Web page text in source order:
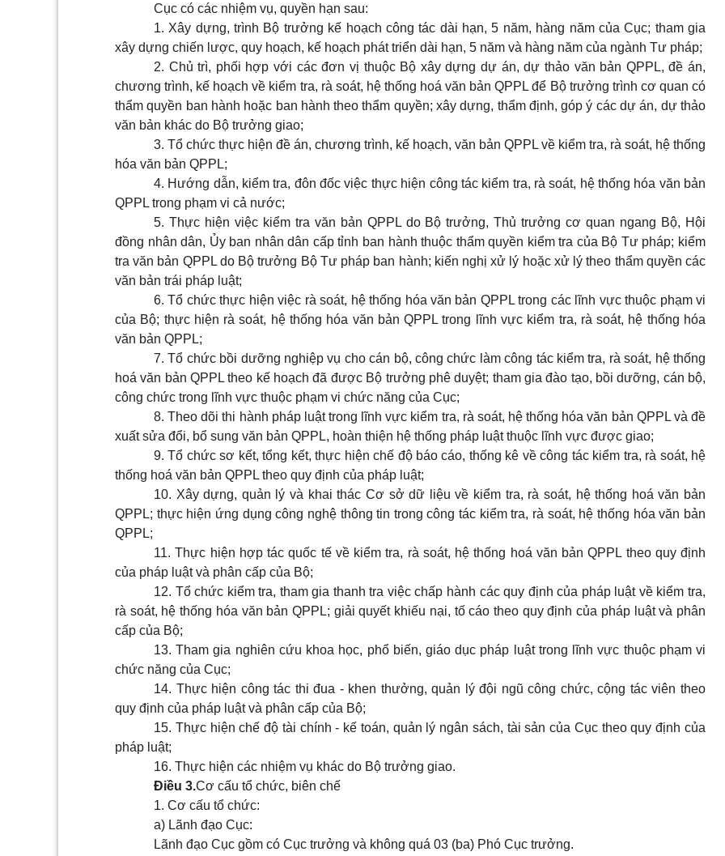
Cục có các nhiệm vụ, quyền hạn sau:
1. Xây dựng, trình Bộ trưởng kế hoạch công tác dài hạn, 5 năm, hàng năm của Cục; tham gia
xây dựng chiến lược, quy hoạch, kế hoạch phát triển dài hạn, 5 năm và hàng năm của ngành Tư pháp;
2. Chủ trì, phối hợp với các đơn vị thuộc Bộ xây dựng dự án, dự thảo văn bản QPPL, đề án,
chương trình, kế hoạch về kiểm tra, rà soát, hệ thống hoá văn bản QPPL để Bộ trưởng trình cơ quan có
thẩm quyền ban hành hoặc ban hành theo thẩm quyền; xây dựng, thẩm định, góp ý các dự án, dự thảo
văn bản khác do Bộ trưởng giao;
3. Tổ chức thực hiện đề án, chương trình, kế hoạch, văn bản QPPL về kiểm tra, rà soát, hệ thống
hóa văn bản QPPL;
4. Hướng dẫn, kiểm tra, đôn đốc việc thực hiện công tác kiểm tra, rà soát, hệ thống hóa văn bản
QPPL trong phạm vi cả nước;
5. Thực hiện việc kiểm tra văn bản QPPL do Bộ trưởng, Thủ trưởng cơ quan ngang Bộ, Hội
đồng nhân dân, Ủy ban nhân dân cấp tỉnh ban hành thuộc thẩm quyền kiểm tra của Bộ Tư pháp; kiểm
tra văn bản QPPL do Bộ trưởng Bộ Tư pháp ban hành; kiến nghị xử lý hoặc xử lý theo thẩm quyền các
văn bản trái pháp luật;
6. Tổ chức thực hiện việc rà soát, hệ thống hóa văn bản QPPL trong các lĩnh vực thuộc phạm vi
của Bộ; thực hiện rà soát, hệ thống hóa văn bản QPPL trong lĩnh vực kiểm tra, rà soát, hệ thống hóa
văn bản QPPL;
7. Tổ chức bồi dưỡng nghiệp vụ cho cán bộ, công chức làm công tác kiểm tra, rà soát, hệ thống
hoá văn bản QPPL theo kế hoạch đã được Bộ trưởng phê duyệt; tham gia đào tạo, bồi dưỡng, cán bộ,
công chức trong lĩnh vực thuộc phạm vi chức năng của Cục;
8. Theo dõi thi hành pháp luật trong lĩnh vực kiểm tra, rà soát, hệ thống hóa văn bản QPPL và đề
xuất sửa đổi, bổ sung văn bản QPPL, hoàn thiện hệ thống pháp luật thuộc lĩnh vực được giao;
9. Tổ chức sơ kết, tổng kết, thực hiện chế độ báo cáo, thống kê về công tác kiểm tra, rà soát, hệ
thống hoá văn bản QPPL theo quy định của pháp luật;
10. Xây dựng, quản lý và khai thác Cơ sở dữ liệu về kiểm tra, rà soát, hệ thống hoá văn bản
QPPL; thực hiện ứng dụng công nghệ thông tin trong công tác kiểm tra, rà soát, hệ thống hóa văn bản
QPPL;
11. Thực hiện hợp tác quốc tế về kiểm tra, rà soát, hệ thống hoá văn bản QPPL theo quy định
của pháp luật và phân cấp của Bộ;
12. Tổ chức kiểm tra, tham gia thanh tra việc chấp hành các quy định của pháp luật về kiểm tra,
rà soát, hệ thống hóa văn bản QPPL; giải quyết khiếu nại, tố cáo theo quy định của pháp luật và phân
cấp của Bộ;
13. Tham gia nghiên cứu khoa học, phổ biến, giáo dục pháp luật trong lĩnh vực thuộc phạm vi
chức năng của Cục;
14. Thực hiện công tác thi đua - khen thưởng, quản lý đội ngũ công chức, cộng tác viên theo
quy định của pháp luật và phân cấp của Bộ;
15. Thực hiện chế độ tài chính - kế toán, quản lý ngân sách, tài sản của Cục theo quy định của
pháp luật;
16. Thực hiện các nhiệm vụ khác do Bộ trưởng giao.
Điều 3.Cơ cấu tổ chức, biên chế
1. Cơ cấu tổ chức:
a) Lãnh đạo Cục:
Lãnh đạo Cục gồm có Cục trưởng và không quá 03 (ba) Phó Cục trưởng.